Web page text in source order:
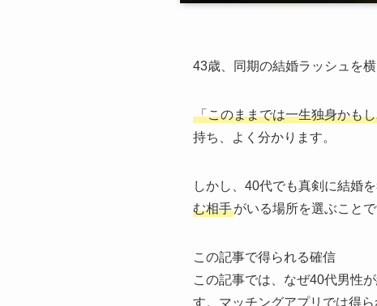
43歳、同期の結婚ラッシュを
「このままでは一生独身かも
持ち、よく分かります。
しかし、40代でも真剣に結婚
む相手がいる場所を選ぶことで
この記事で得られる確信
この記事では、なぜ40代男性
す。マッチングアプリでは得